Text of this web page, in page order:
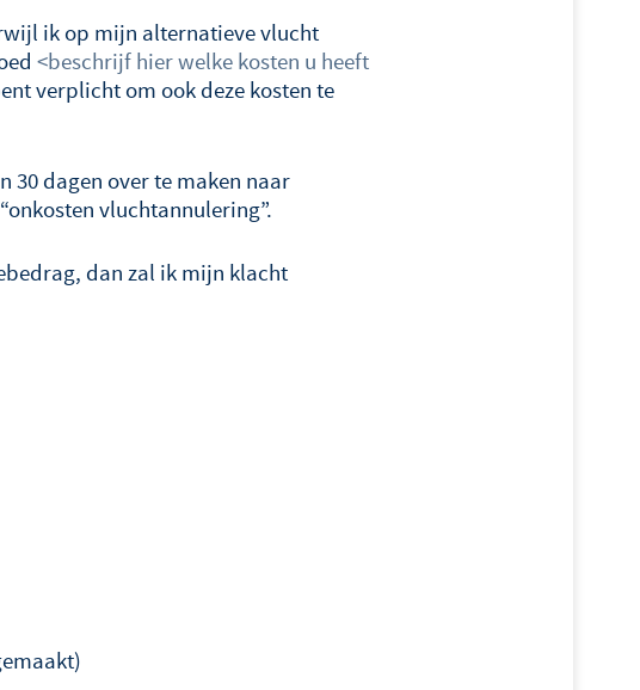
ik op mijn alternatieve vlucht
<beschrijf hier welke kosten u heeft
verplicht om ook deze kosten te
30 dagen over te maken naar
vluchtannulering”.
dan zal ik mijn klacht